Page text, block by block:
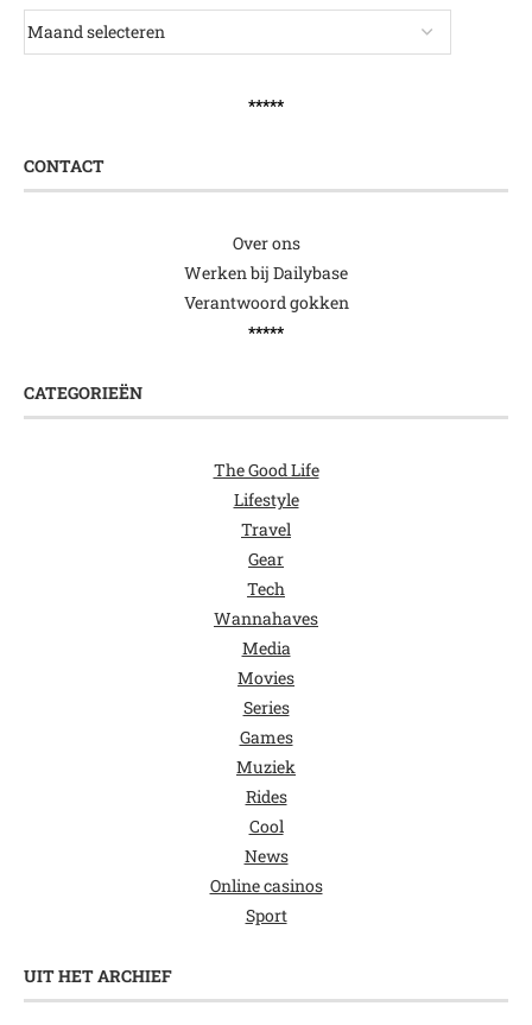
*****
CONTACT
Over ons
Werken bij Dailybase
Verantwoord gokken
*****
CATEGORIEËN
The Good Life
Lifestyle
Travel
Gear
Tech
Wannahaves
Media
Movies
Series
Games
Muziek
Rides
Cool
News
Online casinos
Sport
UIT HET ARCHIEF